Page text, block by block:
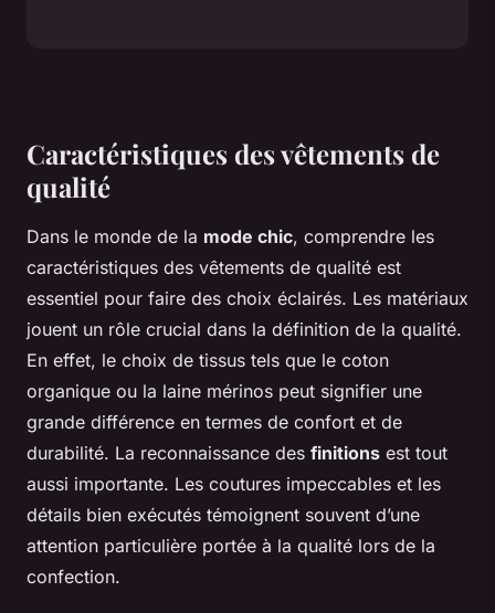
Caractéristiques des vêtements de
qualité
Dans le monde de la mode chic, comprendre les
caractéristiques des vêtements de qualité est
essentiel pour faire des choix éclairés. Les matériaux
jouent un rôle crucial dans la définition de la qualité.
En effet, le choix de tissus tels que le coton
organique ou la laine mérinos peut signifier une
grande différence en termes de confort et de
durabilité. La reconnaissance des finitions est tout
aussi importante. Les coutures impeccables et les
détails bien exécutés témoignent souvent d’une
attention particulière portée à la qualité lors de la
confection.